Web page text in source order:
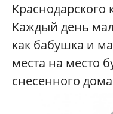
Краснодарского
Каждый день
как бабушка и
места на место
снесенного